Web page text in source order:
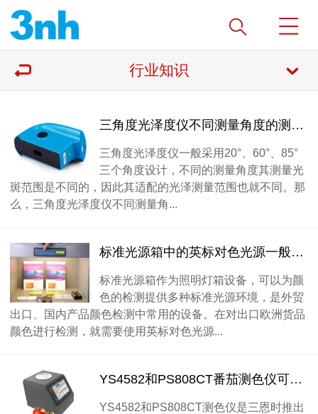
行业知识
三角度光泽度仪不同测量角度的测量光斑范围是多少mm？
三角度光泽度仪一般采用20°、60°、85°
三个角度设计，不同的测量角度其测量光
斑范围是不同的，因此其适配的光泽测量范围也就不同。那
么，三角度光泽度仪不同测量角...
标准光源箱中的英标对色光源一般有多少种类型？
标准光源箱作为照明灯箱设备，可以为颜
色的检测提供多种标准光源环境，是外贸
出口、国内产品颜色检测中常用的设备。在对出口欧洲货品
颜色进行检测，就需要使用英标对色光源...
YS4582和PS808CT番茄测色仪可以测量番茄哪些色度指标？
YS4582和PS808CT测色仪是三恩时推出